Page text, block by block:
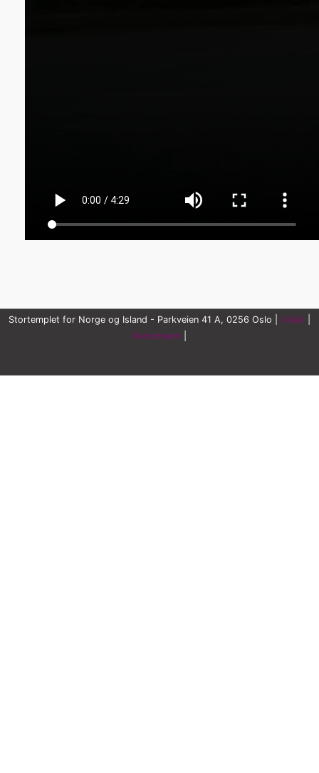
Stortemplet for Norge og Island - Parkveien 41 A, 0256 Oslo | Vilkår
Personvern